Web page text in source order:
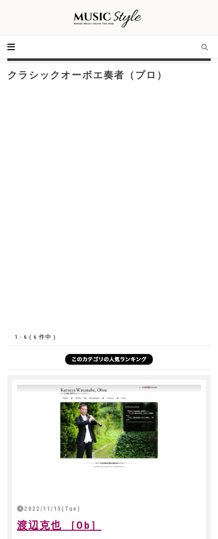
クラシックオーボエ奏者（プロ）
1 - 6 ( 6 件中 )
2022/11/15(Tue)
渡辺克也 ［Ob］